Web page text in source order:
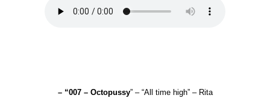
– “007 – Octopussy” – “All time high” – Rita